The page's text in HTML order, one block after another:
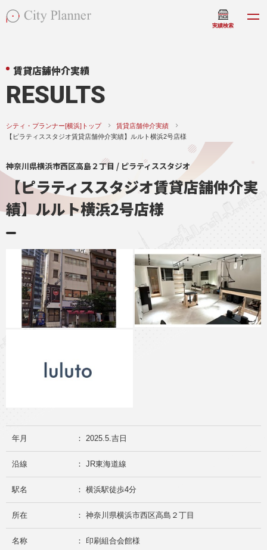
実績検索
賃貸店舗仲介実績
RESULTS
シティ・プランナー[横浜]トップ
賃貸店舗仲介実績
【ピラティススタジオ賃貸店舗仲介実績】ルルト横浜2号店様
神奈川県横浜市西区高島２丁目 / ピラティススタジオ
【ピラティススタジオ賃貸店舗仲介実
績】ルルト横浜2号店様
年月 ： 2025.5.吉日
沿線 ： JR東海道線
駅名 ： 横浜駅徒歩4分
所在 ： 神奈川県横浜市西区高島２丁目
名称 ： 印刷組合会館様